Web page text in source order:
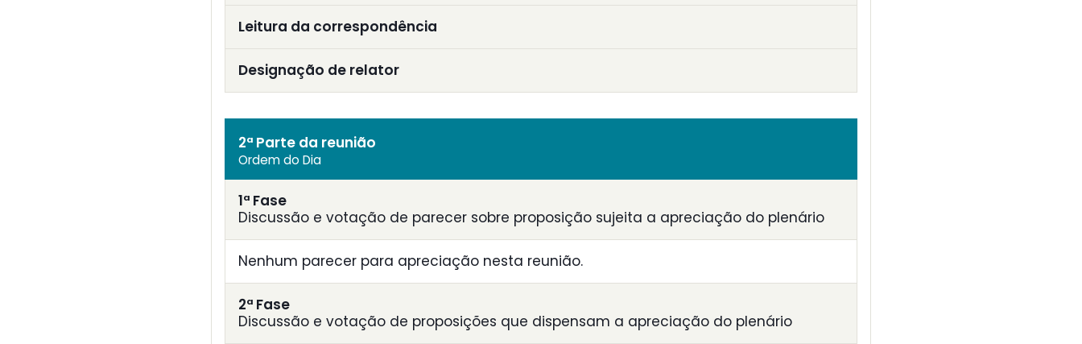
Leitura da correspondência
Designação de relator
2ª Parte da reunião
Ordem do Dia
1ª Fase
Discussão e votação de parecer sobre proposição sujeita a apreciação do plenário
Nenhum parecer para apreciação nesta reunião.
2ª Fase
Discussão e votação de proposições que dispensam a apreciação do plenário